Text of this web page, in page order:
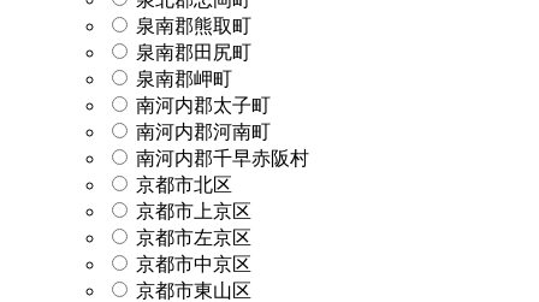
泉南郡熊取町
泉南郡田尻町
泉南郡岬町
南河内郡太子町
南河内郡河南町
南河内郡千早赤阪村
京都市北区
京都市上京区
京都市左京区
京都市中京区
京都市東山区